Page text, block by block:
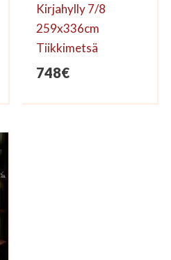
Kirjahylly 7/8
259x336cm
Tiikkimetsä
748€